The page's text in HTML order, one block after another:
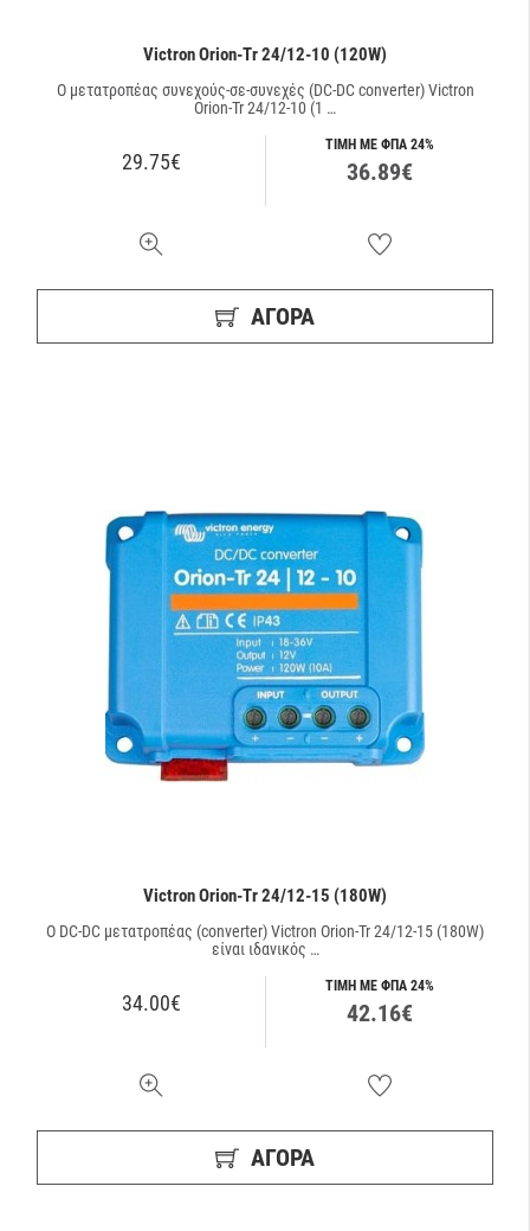
Victron Orion-Tr 24/12-10 (120W)
O μετατροπέας συνεχούς-σε-συνεχές (DC-DC converter) Victron
Orion-Tr 24/12-10 (1 …
29.75€
ΤΙΜΗ ΜΕ ΦΠΑ 24%
36.89€
ΑΓΟΡΑ
Victron Orion-Tr 24/12-15 (180W)
O DC-DC μετατροπέας (converter) Victron Orion-Tr 24/12-15 (180W)
είναι ιδανικός …
34.00€
ΤΙΜΗ ΜΕ ΦΠΑ 24%
42.16€
ΑΓΟΡΑ